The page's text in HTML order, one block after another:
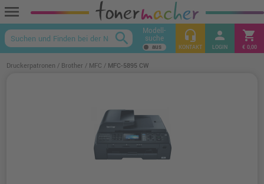
menu
keyboard_arrow_up
search Modell-
suche headset_mic
KONTAKT
person
LOGIN
shopping_cart
€ 0,00
Druckerpatronen Brother MFC MFC-5895 CW